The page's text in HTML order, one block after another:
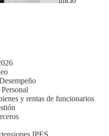
y rentas de funcionarios
IPES